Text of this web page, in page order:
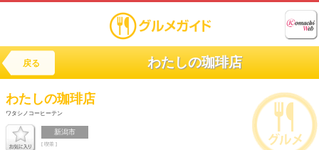
戻る わたしの珈琲店
わたしの珈琲店
ワタシノコーヒーテン
新潟市
[ 喫茶 ]